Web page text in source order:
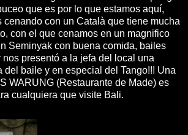
que es por lo que estamos aquí,
cenando con un Català que tiene mucha
con el que cenamos en un magnifico
Seminyak con buena comida, bailes
presentó a la jefa del local una
del baile y en especial del Tango!!! Una
WARUNG (Restaurante de Made) es
cualquiera que visite Bali.